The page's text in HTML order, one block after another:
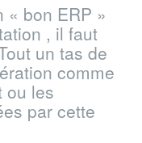
« bon ERP »
, il faut
un tas de
comme
ou les
par cette